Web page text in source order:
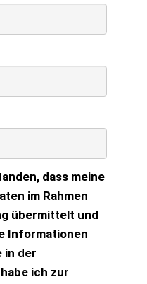
dass meine
im Rahmen
übermittelt und
Informationen
in der
ich zur